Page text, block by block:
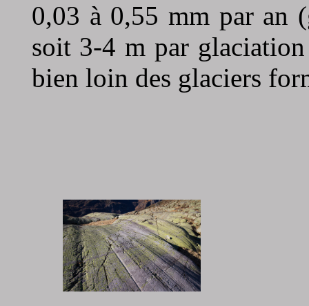
0,03 à 0,55 mm par an
soit 3-4 m par
bien loin des glaciers